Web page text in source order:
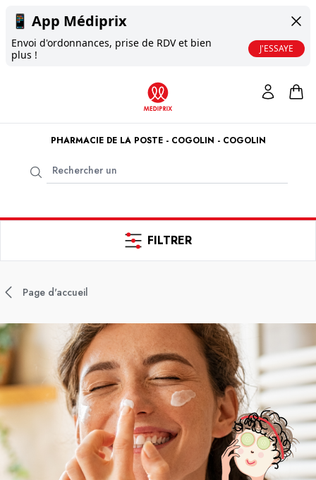
📱 App Médiprix
Envoi d'ordonnances, prise de RDV et bien
plus !
J'ESSAYE
PHARMACIE DE LA POSTE - COGOLIN - COGOLIN
FILTRER
Page d'accueil